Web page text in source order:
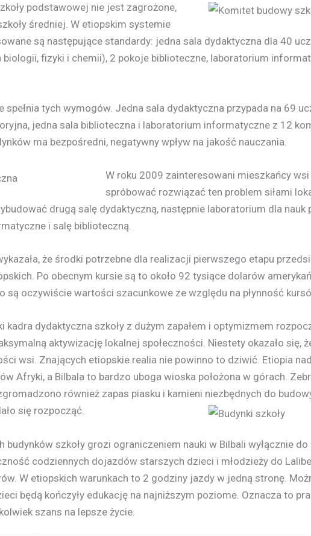
podstawowej nie jest zagrożone,
średniej. W etiopskim systemie
są następujące standardy: jedna sala dydaktyczna dla 40
biologii, fizyki i chemii), 2 pokoje biblioteczne, laboratorium
spełnia tych wymogów. Jedna sala dydaktyczna przypada na 69
jedna sala biblioteczna i laboratorium informatyczne z 12
ma bezpośredni, negatywny wpływ na jakość nauczania.
W roku 2009 zainteresowani mieszkańcy
spróbować rozwiązać ten problem siłami
drugą salę dydaktyczną, następnie laboratorium dla nauk
i salę biblioteczną.
że środki potrzebne dla realizacji pierwszego etapu
Po obecnym kursie są to około 92 tysiące dolarów
są oczywiście wartości szacunkowe ze względu na płynność
kadra dydaktyczna szkoły z dużym zapałem i optymizmem
aktywizację lokalnej społeczności. Niestety okazało się,
wsi. Znających etiopskie realia nie powinno to dziwić. Etiopia
Afryki, a Bilbala to bardzo uboga wioska położona w górach.
również zapas piasku i kamieni niezbędnych do
się rozpocząć.
budynków szkoły grozi ograniczeniem nauki w Bilbali wyłącznie do
codziennych dojazdów starszych dzieci i młodzieży do
W etiopskich warunkach to 2 godziny jazdy w jedną stronę.
będą kończyły edukację na najniższym poziome. Oznacza to
szans na lepsze życie.